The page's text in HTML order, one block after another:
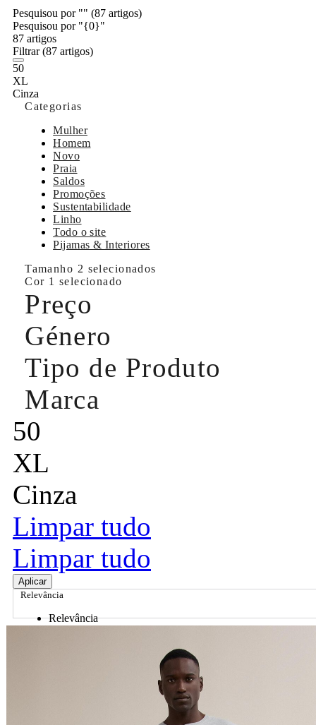
Pesquisou por "" (87 artigos)
Pesquisou por "{0}"
87 artigos
Filtrar(87 artigos)
50
XL
Cinza
Categorias
Mulher
Homem
Novo
Praia
Saldos
Promoções
Sustentabilidade
Linho
Todo o site
Pijamas & Interiores
Tamanho 2 selecionados
Cor 1 selecionado
Preço
Género
Tipo de Produto
Marca
50
XL
Cinza
Limpar tudo
Limpar tudo
Aplicar
Relevância
Relevância